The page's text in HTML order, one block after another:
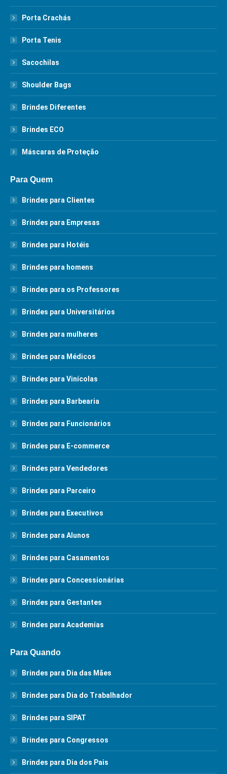
Porta Crachás
Porta Tenis
Sacochilas
Shoulder Bags
Brindes Diferentes
Brindes ECO
Máscaras de Proteção
Para Quem
Brindes para Clientes
Brindes para Empresas
Brindes para Hotéis
Brindes para homens
Brindes para os Professores
Brindes para Universitários
Brindes para mulheres
Brindes para Médicos
Brindes para Vinícolas
Brindes para Barbearia
Brindes para Funcionários
Brindes para E-commerce
Brindes para Vendedores
Brindes para Parceiro
Brindes para Executivos
Brindes para Alunos
Brindes para Casamentos
Brindes para Concessionárias
Brindes para Gestantes
Brindes para Academias
Para Quando
Brindes para Dia das Mães
Brindes para Dia do Trabalhador
Brindes para SIPAT
Brindes para Congressos
Brindes para Dia dos Pais